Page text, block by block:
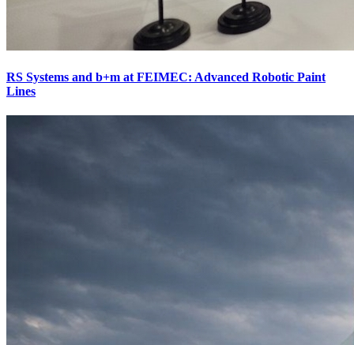
RS Systems and b+m at FEIMEC: Advanced Robotic Paint
Lines